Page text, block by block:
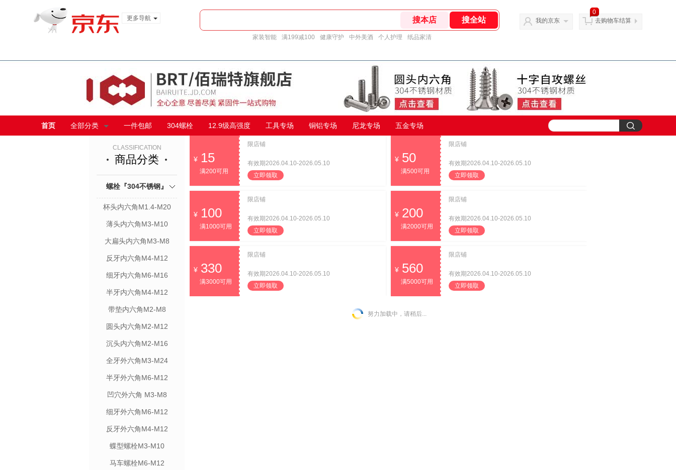
更多导航
家装智能 满199减100 健康守护 中外美酒 个人护理 纸品家清
我的京东
0
去购物车结算
首页 全部分类 一件包邮 304螺栓 12.9级高强度 工具专场 铜铝专场 尼龙专场 五金专场
CLASSIFICATION
商品分类
螺栓『304不锈钢』
杯头内六角M1.4-M20
薄头内六角M3-M10
大扁头内六角M3-M8
反牙内六角M4-M12
细牙内六角M6-M16
半牙内六角M4-M12
带垫内六角M2-M8
圆头内六角M2-M12
沉头内六角M2-M16
全牙外六角M3-M24
半牙外六角M6-M12
凹穴外六角 M3-M8
细牙外六角M6-M12
反牙外六角M4-M12
蝶型螺栓M3-M10
马车螺栓M6-M12
15
满200可用
限店铺
有效期2026.04.10-2026.05.10
立即领取
50
满500可用
限店铺
有效期2026.04.10-2026.05.10
立即领取
100
满1000可用
限店铺
有效期2026.04.10-2026.05.10
立即领取
200
满2000可用
限店铺
有效期2026.04.10-2026.05.10
立即领取
330
满3000可用
限店铺
有效期2026.04.10-2026.05.10
立即领取
560
满5000可用
限店铺
有效期2026.04.10-2026.05.10
立即领取
努力加载中，请稍后...